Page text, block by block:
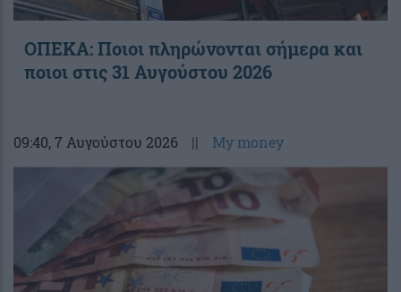
ΟΠΕΚΑ: Ποιοι πληρώνονται σήμερα και
ποιοι στις 31 Αυγούστου 2026
09:40, 7 Αυγούστου 2026 || My money